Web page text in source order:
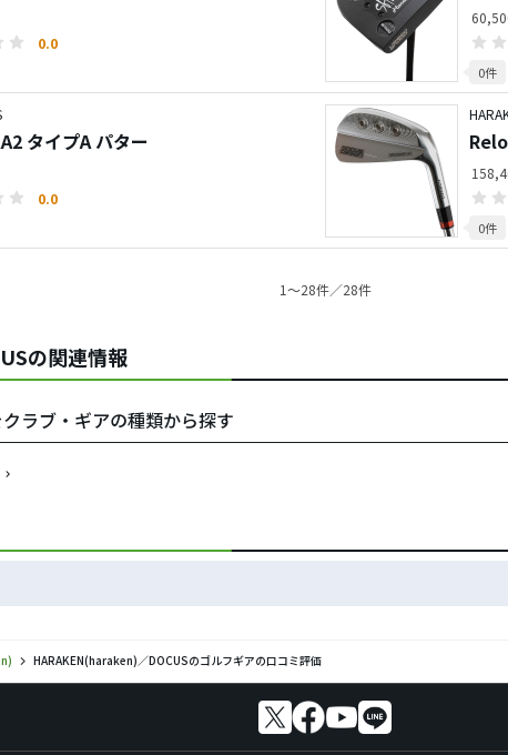
0.0
0件
タイプA パター
0.0
0件
1〜28件／28件
の関連情報
ラブ・ギアの種類から探す
HARAKEN(haraken)／DOCUSのゴルフギアの口コミ評価